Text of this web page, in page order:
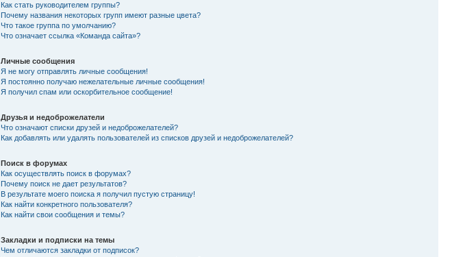
Как стать руководителем группы?
Почему названия некоторых групп имеют разные цвета?
Что такое группа по умолчанию?
Что означает ссылка «Команда сайта»?
Личные сообщения
Я не могу отправлять личные сообщения!
Я постоянно получаю нежелательные личные сообщения!
Я получил спам или оскорбительное сообщение!
Друзья и недоброжелатели
Что означают списки друзей и недоброжелателей?
Как добавлять или удалять пользователей из списков друзей и недоброжелателей?
Поиск в форумах
Как осуществлять поиск в форумах?
Почему поиск не дает результатов?
В результате моего поиска я получил пустую страницу!
Как найти конкретного пользователя?
Как найти свои сообщения и темы?
Закладки и подписки на темы
Чем отличаются закладки от подписок?